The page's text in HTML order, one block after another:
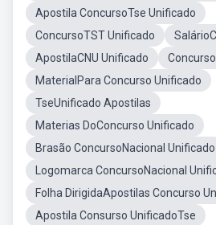
Apostila ConcursoTse Unificado
ConcursoTST Unificado
ApostilaCNU Unificado
MaterialPara Concurso Unificado
TseUnificado Apostilas
Materias DoConcurso Unificado
Brasão ConcursoNacional Unificado
Logomarca ConcursoNacional
Folha DirigidaApostilas Concurso
Apostila Consurso UnificadoTse